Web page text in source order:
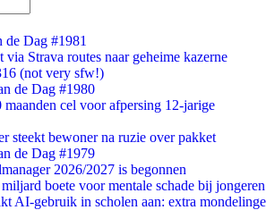
de Dag #1981
Strava routes naar geheime kazerne
(not very sfw!)
de Dag #1980
cel voor afpersing 12-jarige
steekt bewoner na ruzie over pakket
de Dag #1979
2026/2027 is begonnen
boete voor mentale schade bij jongeren
AI-gebruik in scholen aan: extra mondelinge